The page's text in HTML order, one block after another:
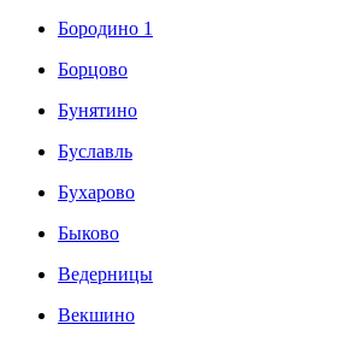
Бородино 1
Борцово
Бунятино
Буславль
Бухарово
Быково
Ведерницы
Векшино